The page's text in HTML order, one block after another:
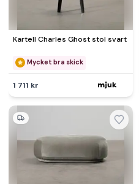
Kartell Charles Ghost stol svart
Mycket bra skick
1 711 kr